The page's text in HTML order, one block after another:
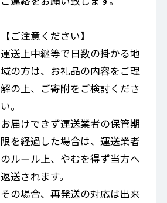
【ご注意ください】
運送上中継等で日数の掛かる地
域の方は、お礼品の内容をご理
解の上、ご寄附をご検討くださ
い。
お届けできず運送業者の保管期
限を経過した場合は、運送業者
のルール上、やむを得ず当方へ
返送されます。
その場合、再発送の対応は出来